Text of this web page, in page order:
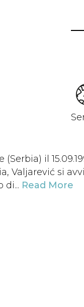
(Serbia) il
Valjarević si
di... Read More